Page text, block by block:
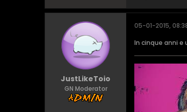
JustLikeToio
GN Moderator
05-01-2015,
In cinque anni e